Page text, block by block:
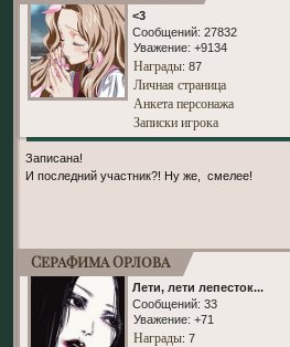
<3
Сообщений: 27832
Уважение: +9134
Награды: 87
Личная страница
Анкета персонажа
Записки игрока
Записана!
И последний участник?! Ну же, смелее!
Серафима Орлова
Лети, лети лепесток...
Сообщений: 33
Уважение: +71
Награды: 7